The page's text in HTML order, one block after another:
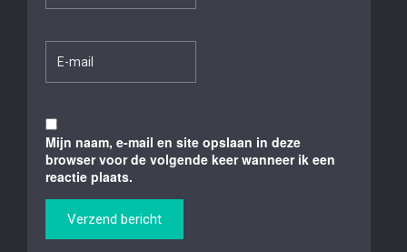
Mijn naam, e-mail en site opslaan in deze
browser voor de volgende keer wanneer ik een
reactie plaats.